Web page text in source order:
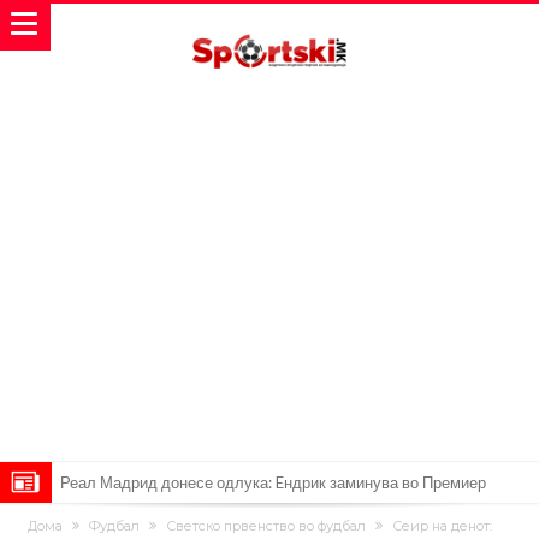
Реал Мадрид донесе одлука: Eндрик заминува во Премиер
лигата!
(ФОТО) Тажна вест од Аргентина: Голема загуба во семејството
Дома Фудбал Светско првенство во фудбал
Сеир на денот: